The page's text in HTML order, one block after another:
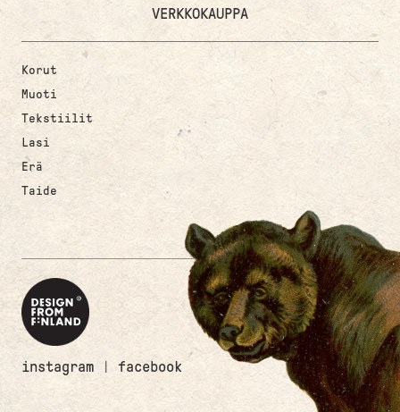
VERKKOKAUPPA
Korut
Muoti
Tekstiilit
Lasi
Erä
Taide
instagram |facebook